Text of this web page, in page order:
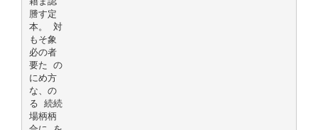
謄す定
本。 対
もそ象
必の者
要た の
にめ方
な、の
る 続続
場柄柄